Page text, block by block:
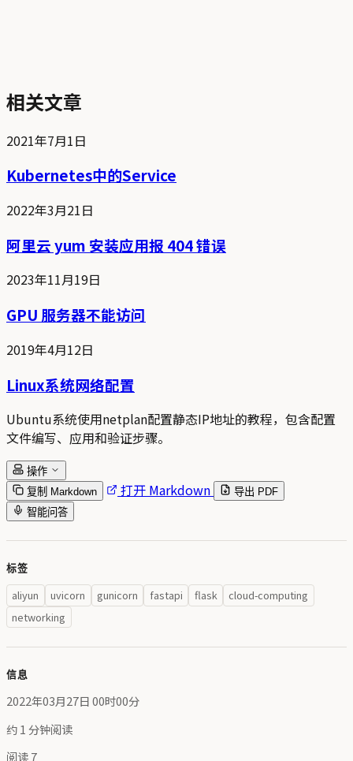
相关文章
2021年7月1日
Kubernetes中的Service
2022年3月21日
阿里云 yum 安装应用报 404 错误
2023年11月19日
GPU 服务器不能访问
2019年4月12日
Linux系统网络配置
Ubuntu系统使用netplan配置静态IP地址的教程，包含配置
文件编写、应用和验证步骤。
操作
复制 Markdown
打开 Markdown
导出 PDF
智能问答
标签
aliyun uvicorn gunicorn fastapi flask
cloud-computing
networking
信息
2022年03月27日 00时00分
约 1 分钟阅读
阅读7